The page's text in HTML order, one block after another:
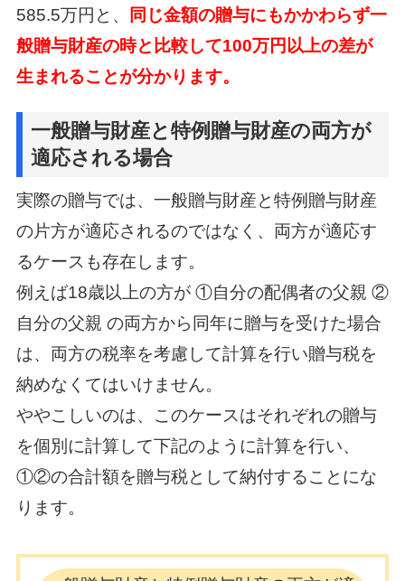
585.5万円と、
同じ金額の贈与にもかかわらず一
般贈与財産の時と比較して100万円以上の差が
生まれることが分かります。
一般贈与財産と特例贈与財産の両方が
適応される場合
実際の贈与では、一般贈与財産と特例贈与財産
の片方が適応されるのではなく、両方が適応す
るケースも存在します。
例えば18歳以上の方が ①自分の配偶者の父親 ②
自分の父親 の両方から同年に贈与を受けた場合
は、 両方の税率を考慮して計算を行い贈与税を
納めなくてはいけません。
ややこしいのは、このケースはそれぞれの贈与
を個別に計算して下記のように計算を行い、
①②の合計額を贈与税として納付することにな
ります。